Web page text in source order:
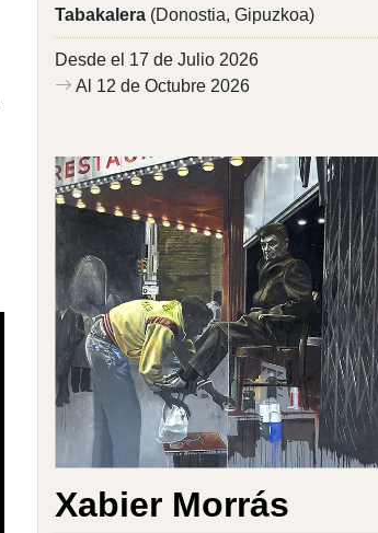
Tabakalera (Donostia, Gipuzkoa)
Desde el 17 de Julio 2026
Al 12 de Octubre 2026
Xabier Morrás